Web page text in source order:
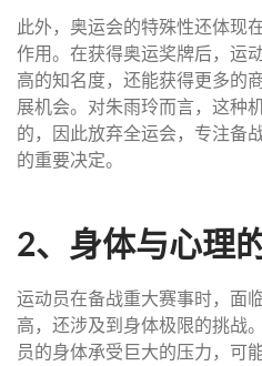
此外，奥运会的特殊性还体现
作用。在获得奥运奖牌后，运
高的知名度，还能获得更多的
展机会。对朱雨玲而言，这种
的，因此放弃全运会，专注备
的重要决定。
2、身体与心理
运动员在备战重大赛事时，面
高，还涉及到身体极限的挑战
员的身体承受巨大的压力，可